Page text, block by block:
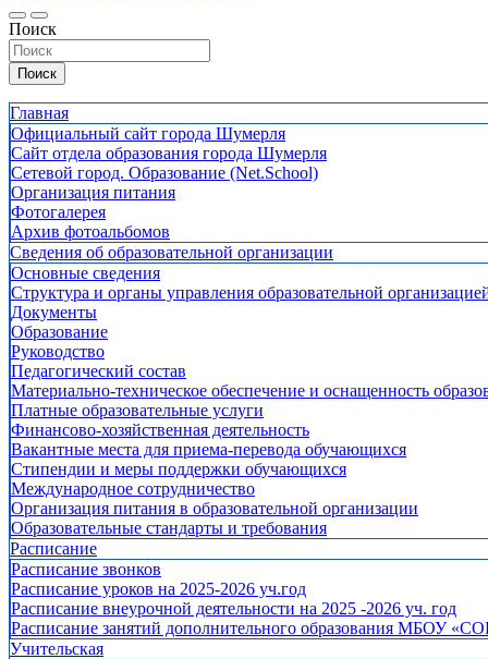
Поиск
Поиск
Главная
Официальный сайт города Шумерля
Сайт отдела образования города Шумерля
Сетевой город. Образование (Net.School)
Организация питания
Фотогалерея
Архив фотоальбомов
Сведения об образовательной организации
Основные сведения
Структура и органы управления образовательной
Документы
Образование
Руководство
Педагогический состав
Материально-техническое обеспечение и оснащенность
Платные образовательные услуги
Финансово-хозяйственная деятельность
Вакантные места для приема-перевода обучающихся
Стипендии и меры поддержки обучающихся
Международное сотрудничество
Организация питания в образовательной организации
Образовательные стандарты и требования
Расписание
Расписание звонков
Расписание уроков на 2025-2026 уч.год
Расписание внеурочной деятельности на 2025 -2026 уч. год
Расписание занятий дополнительного образования МБОУ
Учительская